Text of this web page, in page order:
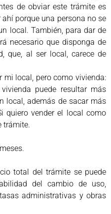
de obviar este trámite es
porque una persona no se
local. También, para dar de
necesario que disponga de
que, al ser local, carece de
mi local, pero como vivienda:
puede resultar más
local, además de sacar más
quiero vender el local como
trámite.
total del trámite se puede
del cambio de uso,
administrativas y obras